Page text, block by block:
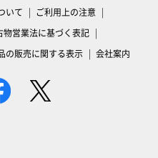
いて
ご利用上の注意
物営業法に基づく表記
の販売に関する表示 会社案内